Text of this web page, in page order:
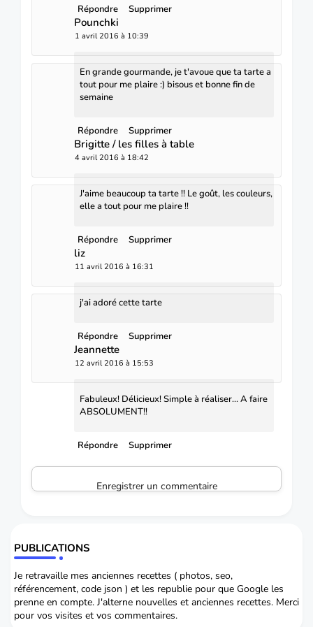
Répondre Supprimer
Pounchki
1 avril 2016 à 10:39
En grande gourmande, je t'avoue que ta tarte a
tout pour me plaire :) bisous et bonne fin de
semaine
Répondre Supprimer
Brigitte / les filles à table
4 avril 2016 à 18:42
J'aime beaucoup ta tarte !! Le goût, les couleurs,
elle a tout pour me plaire !!
Répondre Supprimer
liz
11 avril 2016 à 16:31
j'ai adoré cette tarte
Répondre Supprimer
Jeannette
12 avril 2016 à 15:53
Fabuleux! Délicieux! Simple à réaliser... A faire
ABSOLUMENT!!
Répondre Supprimer
Enregistrer un commentaire
PUBLICATIONS
Je retravaille mes anciennes recettes ( photos, seo,
référencement, code json ) et les republie pour que Google les
prenne en compte. J'alterne nouvelles et anciennes recettes. Merci
pour vos visites et vos commentaires.